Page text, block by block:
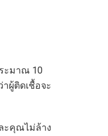
ะมาณ 10
ผู้ติดเชื้อจะ
ะคุณไม่ล้าง